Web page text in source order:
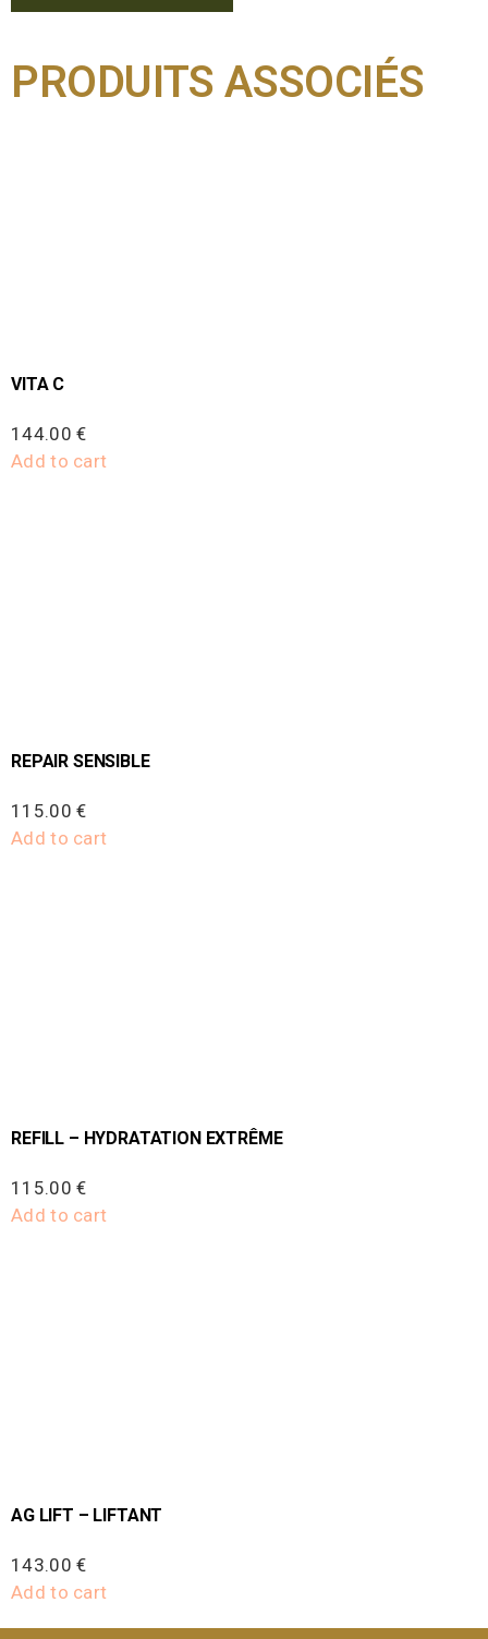
PRODUITS ASSOCIÉS
VITA C
144.00€
Add to cart
REPAIR SENSIBLE
115.00€
Add to cart
REFILL – HYDRATATION EXTRÊME
115.00€
Add to cart
AG LIFT – LIFTANT
143.00€
Add to cart